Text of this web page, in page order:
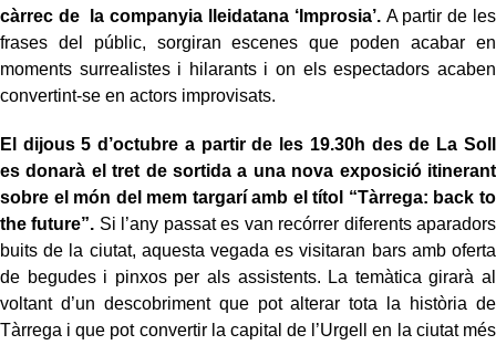
càrrec de la companyia lleidatana ‘Improsia’. A partir de les
frases del públic, sorgiran escenes que poden acabar en
moments surrealistes i hilarants i on els espectadors acaben
convertint-se en actors improvisats.
El dijous 5 d’octubre a partir de les 19.30h des de La Soll
es donarà el tret de sortida a una nova exposició itinerant
sobre el món del mem targarí amb el títol “Tàrrega: back to
the future”. Si l’any passat es van recórrer diferents aparadors
buits de la ciutat, aquesta vegada es visitaran bars amb oferta
de begudes i pinxos per als assistents. La temàtica girarà al
voltant d’un descobriment que pot alterar tota la història de
Tàrrega i que pot convertir la capital de l’Urgell en la ciutat més